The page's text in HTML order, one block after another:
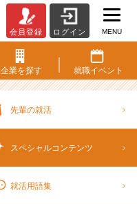
会員登録 ログイン MENU
企業を探す 就職イベント
先輩の就活
スペシャルコンテンツ
就活用語集